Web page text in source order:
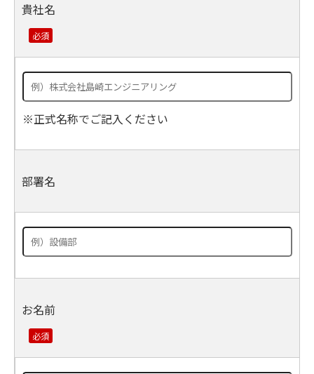
貴社名
※正式名称でご記入ください
部署名
お名前